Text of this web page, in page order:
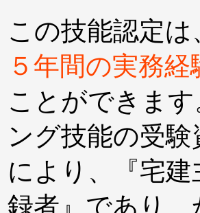
この技能認定は
５年間の実務経
ことができま
ング技能の受
により、『宅
録者』であり